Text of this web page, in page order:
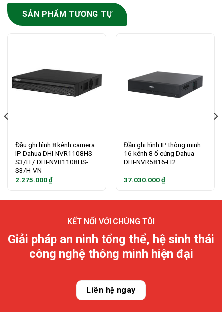
SẢN PHẨM TƯƠNG TỰ
Đầu ghi hình 8 kênh camera
IP Dahua DHI-NVR1108HS-
S3/H / DHI-NVR1108HS-
S3/H-VN
2.275.000₫
Đầu ghi hình IP thông minh
16 kênh 8 ổ cứng Dahua
DHI-NVR5816-EI2
37.030.000₫
KẾT NỐI VỚI CHÚNG TÔI
Giải pháp an ninh tổng thể, hệ sinh thái
công nghệ thông minh hiện đại
Liên hệ ngay